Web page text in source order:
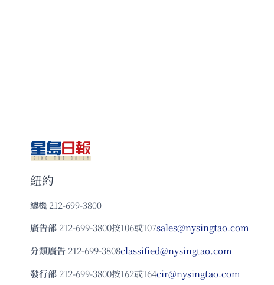
紐約
總機 212-699-3800
廣告部 212-699-3800按106或107sales@nysingtao.com
分類廣告 212-699-3808classified@nysingtao.com
發⾏部 212-699-3800按162或164cir@nysingtao.com